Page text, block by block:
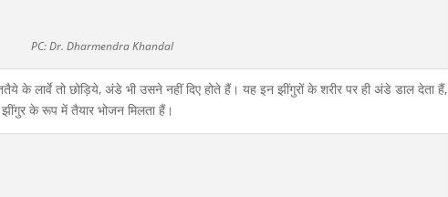
PC: Dr. Dharmendra Khandal
लार्वे तो छोड़िये, अंडे भी उसने नहीं दिए होते हैं। यह इन झींगुरों के शरीर पर ही अंडे डाल देता हैं,
के रूप में तैयार भोजन मिलता हैं।